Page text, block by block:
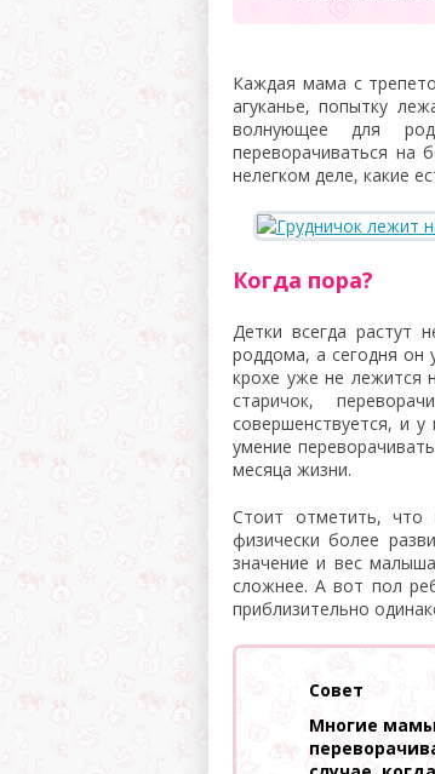
Каждая мама с
агуканье, попытку
волнующее для
переворачиваться на
нелегком деле, какие
Когда пора?
Детки всегда растут
роддома, а сегодня он
крохе уже не лежится
старичок,
совершенствуется, и
умение
месяца жизни.
Стоит отметить, что
физически более
значение и вес
сложнее. А вот пол
приблизительно
Совет
Многие